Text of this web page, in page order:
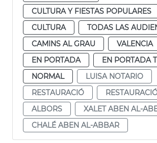
CULTURA Y FIESTAS POPULARES
CULTURA
TODAS LAS
CAMINS AL GRAU
VALENCIA
EN PORTADA
EN PORTADA
NORMAL
LUISA NOTARIO
RESTAURACIÓ
ALBORS
XALET ABEN AL-
CHALÉ ABEN AL-ABBAR